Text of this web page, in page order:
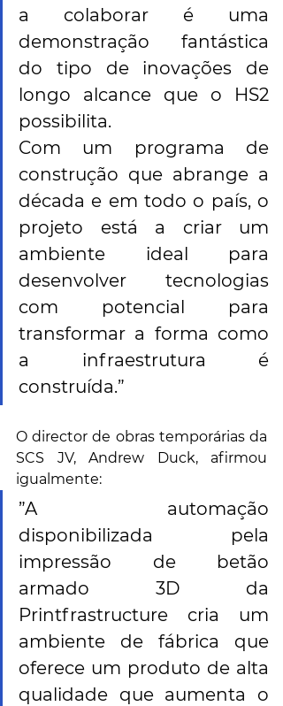
a colaborar é uma
demonstração fantástica
do tipo de inovações de
longo alcance que o HS2
possibilita.
Com um programa de
construção que abrange a
década e em todo o país, o
projeto está a criar um
ambiente ideal para
desenvolver tecnologias
com potencial para
transformar a forma como
a infraestrutura é
construída.”
O director de obras temporárias da
SCS JV, Andrew Duck, afirmou
igualmente:
”A automação
disponibilizada pela
impressão de betão
armado 3D da
Printfrastructure cria um
ambiente de fábrica que
oferece um produto de alta
qualidade que aumenta o